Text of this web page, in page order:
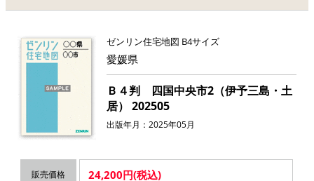
ゼンリン住宅地図 B4サイズ
愛媛県
Ｂ４判 四国中央市2（伊予三島・土
居） 202505
出版年月：2025年05月
販売価格 24,200円(税込)